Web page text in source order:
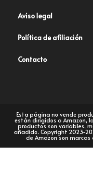
Aviso legal
Política de afiliación
Contacto
Esta página no vende
están dirigidos a Amazon,
productos son variables,
añadido. Copyright 2023-
de Amazon son marcas